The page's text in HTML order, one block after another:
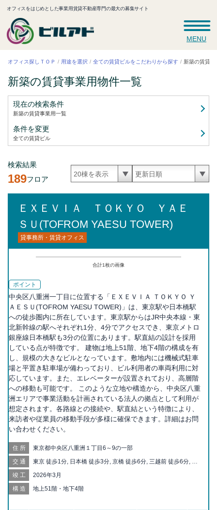
オフィスをはじめとした事業用賃貸不動産専門の最大の募集サイト
MENU
オフィス探しＴＯＰ 用途を選択 全ての賃貸ビルをこだわりから探す 新築の賃貸
新築の賃貸事業用物件一覧
現在の検索条件
新築の賃貸事業用一覧
条件を変更
全ての賃貸ビル
検索結果
189フロア
ＥＸＥＶＩＡ ＴＯＫＹＯ ＹＡＥ
ＳＵ(TOFROM YAESU TOWER)
貸事務所・賃貸オフィス
合計1枚の画像
ポイント
中央区八重洲一丁目に位置する「ＥＸＥＶＩＡ ＴＯＫＹＯ Ｙ
ＡＥＳＵ(TOFROM YAESU TOWER)」は、東京駅や日本橋駅
への徒歩圏内に所在しています。東京駅からはJR中央本線・東
北新幹線の駅へそれぞれ1分、4分でアクセスでき、東京メトロ
銀座線日本橋駅も3分の位置にあります。駅直結の設計を採用
している点が特徴です。 建物は地上51階、地下4階の構成を有
し、規模の大きなビルとなっています。敷地内には機械式駐車
場と平置き駐車場が備わっており、ビル利用者の車両利用に対
応しています。また、エレベーターが設置されており、高層階
への移動も可能です。 このような立地や構造から、中央区八重
洲エリアで事業活動を計画されている法人の拠点として利用が
想定されます。各路線との接続や、駅直結という特徴により、
来訪者や従業員の移動手段が多様に確保できます。詳細はお問
い合わせください。
住所 東京都中央区八重洲１丁目6～9の一部
交通
東京 徒歩1分, 日本橋 徒歩3分, 京橋 徒歩6分, 三越前 徒歩6分, 大
銀座一丁目 徒歩11分, 八丁堀 徒歩11分, 有楽町 徒歩11分, 新日本
橋 徒歩11分, 銀座 徒歩13分, 日比谷 徒歩13分, 神田 徒歩14分, 人
竣工 2026年3月
構造 地上51階・地下4階